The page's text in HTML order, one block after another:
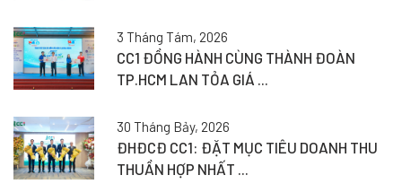
3 Tháng Tám, 2026
CC1 ĐỒNG HÀNH CÙNG THÀNH ĐOÀN
TP.HCM LAN TỎA GIÁ ...
30 Tháng Bảy, 2026
ĐHĐCĐ CC1: ĐẶT MỤC TIÊU DOANH THU
THUẦN HỢP NHẤT ...